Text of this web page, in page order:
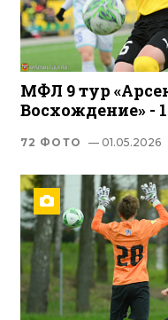
МФЛ 9 тур
Восхождение» -
72 ФОТО — 01.05.2026